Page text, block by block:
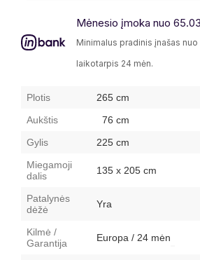
Mėnesio įmoka nuo
Minimalus pradinis įnašas
laikotarpis 24 mėn.
Plotis
265 cm
Aukštis
76 cm
Gylis
225 cm
Miegamoji
dalis
135 x 205 cm
Patalynės
dėžė
Yra
Kilmė /
Garantija
Europa / 24 mėn